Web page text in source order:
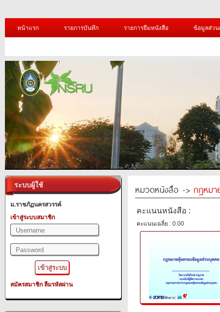
หน้าแรก รายการบันทึก รายการยืมหนังสือ ข้อมูลส่ว
ระบบผู้ใช้
ม.ราชภัฏนครสวรรค์
เข้าสู่ระบบสมาชิก
สมัครสมาชิก ลืมรหัสผ่าน
หมวดหนังสือ -> กฎหมา
คะแนนหนังสือ :
คะแนนเฉลี่ย : 0.00